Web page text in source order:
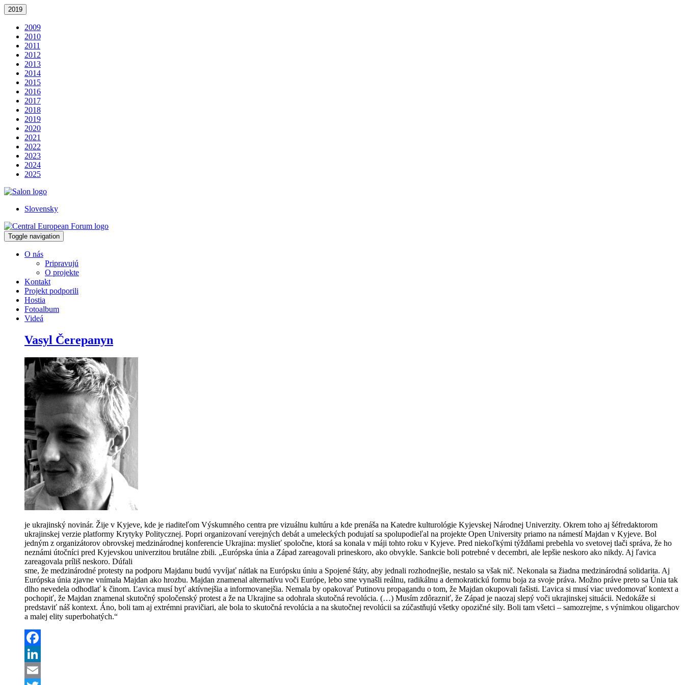
2019
2009
2010
2011
2012
2013
2014
2015
2016
2017
2018
2019
2020
2021
2022
2023
2024
2025
Slovensky
Toggle navigation
O nás
Pripravujú
O projekte
Kontakt
Projekt podporili
Hostia
Fotoalbum
Videá
Vasyl Čerepanyn
je ukrajinský novinár. Žije v Kyjeve, kde je riaditeľom Výskumného centra pre vizuálnu kultúru a kde prenáša na Katedre kulturológie Kyjevskej Národnej Univerzity. Okrem toho aj šéfredaktorom
ukrajinskej verzie platformy Krytyky Politycznej. Popri organizovaní verejných debát a umeleckých podujatí sa spolupodieľal na projekte Open University priamo na námestí Majdan v Kyjeve. Bol
jedným z organizátorov obrovskej medzinárodnej konferencie Ukrajina: myslieť spoločne, ktorá sa konala v máji tohto roku v Kyjeve. Pred niekoľkými týždňami prebehla vo svetovej tlači správa, že ho
neznámi útočníci pred Kyjevskou univerzitou brutálne zbili. „Európska únia a Západ zareagovali prineskoro, ako obvykle. Sankcie boli potrebné v decembri, ale lepšie neskoro ako nikdy. Aj ľavica
zareagovala príliš neskoro. Dúfali
sme, že medzinárodné protesty na podporu Majdanu budú vyvíjať nátlak na Európsku úniu a Spojené štáty, aby jednali rozhodnejšie, nestalo sa však nič. Nekonala sa žiadna medzinárodná solidarita. Aj
Európska únia zjavne vnímala Majdan ako hrozbu. Majdan znamenal alternatívu voči Európe, lebo sme vynašli reálnu, radikálnu a demokratickú formu boja za svoje práva. Možno práve preto sa Únia tak
dlho nevedela odhodlať k činom. Ľavica musí byť aktívnejšia a informovanejšia. Nemala by opakovať Putinovu propagandu o tom, že Majdan okupovali fašisti. Ľavica si musí viac uvedomovať kontext a
pochopiť, že Majdan znamenal skutočný spoločenský protest a že na Ukrajine sa odohrala skutočná revolúcia. (…) Musím zdôrazniť, že Západ je naozaj slepý voči ukrajinskej situácii. Nedokáže si
predstaviť náš kontext. Áno, boli tam aj extrémni pravičiari, ale bola to skutočná revolúcia a na skutočnej revolúcii sa zúčastňujú všetky opozičné sily. Boli tam všetci – samozrejme, s výnimkou oligarchov
a malej elity superbohatých.“
Facebook
LinkedIn